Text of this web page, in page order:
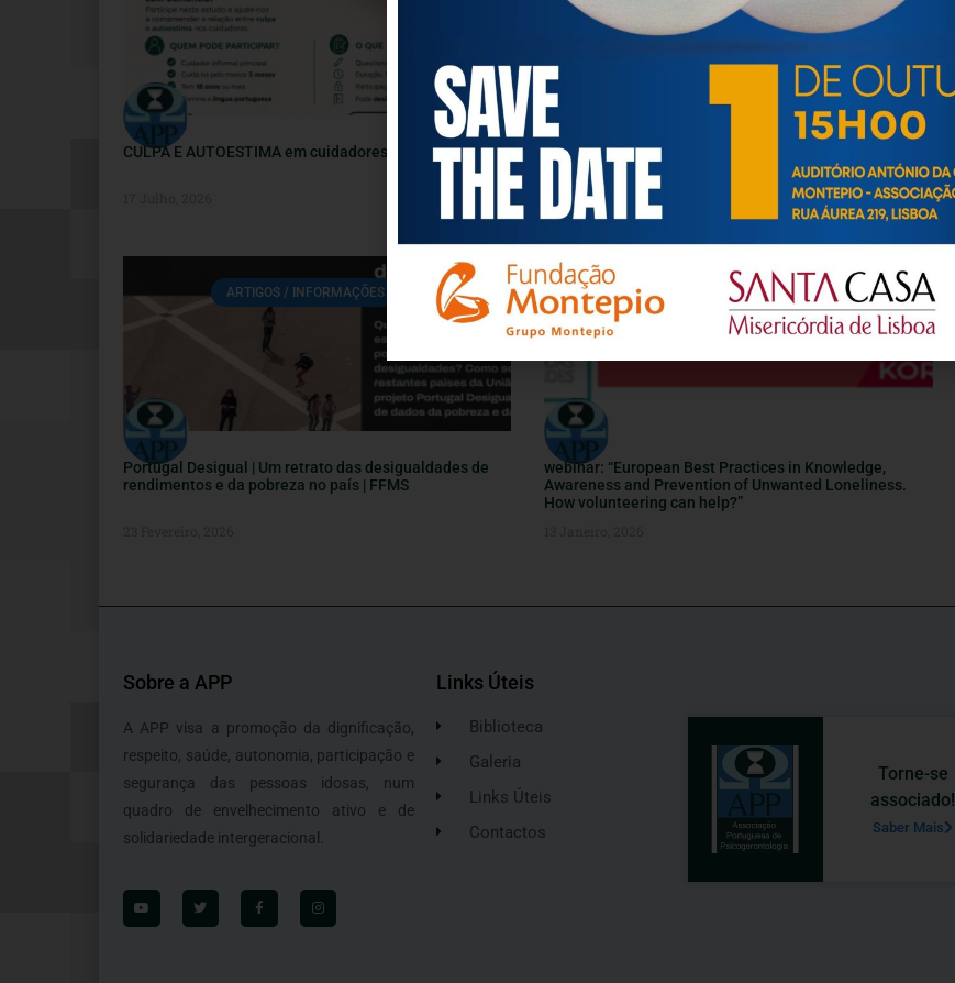
CULPA E AUTOESTIMA em cuidadores informais INSTITUTO ABEL SALAZAR
2 Março, 2026
ARTIGOS / INFORMAÇÕES / ATUALIDADE
Portugal Desigual | Um retrato das desigualdades de
rendimentos e da pobreza no país | FFMS
ARTIGOS / INFORMAÇÕES / ATUALIDADE
webinar: “European Best Practices in Knowledge,
Awareness and Prevention of Unwanted Loneliness.
How volunteering can help?”
Sobre a APP
A APP visa a promoção da dignificação,
respeito, saúde, autonomia, participação e
segurança das pessoas idosas, num
quadro de envelhecimento ativo e de
solidariedade intergeracional.
Links Úteis
Biblioteca
Galeria
Links Úteis
Contactos
Torne-se
associado!
Saber Mais